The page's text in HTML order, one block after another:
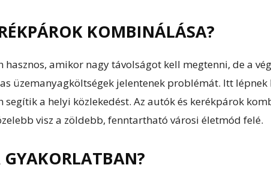
KOMBINÁLÁSA?
amikor nagy távolságot kell megtenni, de a
üzemanyagköltségek jelentenek problémát. Itt lépnek
a helyi közlekedést. Az autók és kerékpárok
visz a zöldebb, fenntartható városi életmód felé.